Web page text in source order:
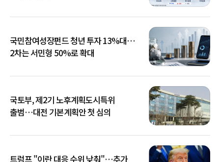
국민참여성장펀드 청년 투자 13%대…
2차는 서민형 50%로 확대
국토부, 제2기 노후계획도시특위
출범…대전 기본계획안 첫 심의
트럼프 "이란 대응 수위 낮춰"…추가